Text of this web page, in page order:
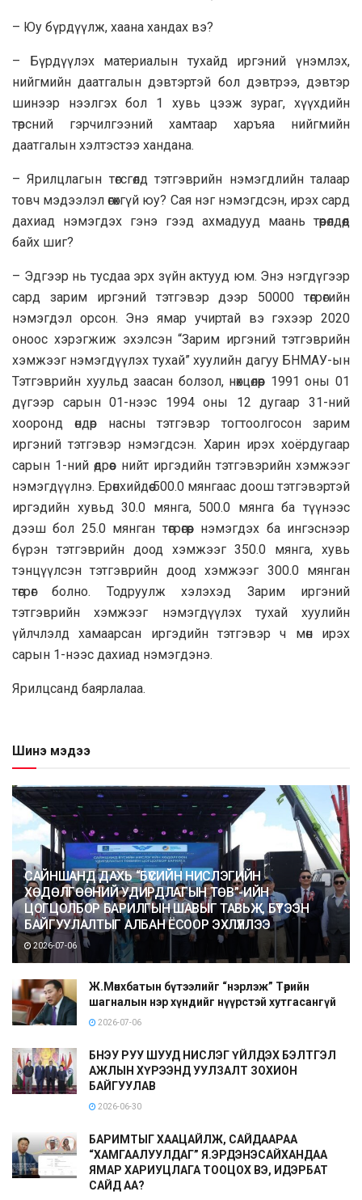
– Юу бүрдүүлж, хаана хандах вэ?
– Бүрдүүлэх материалын тухайд иргэний үнэмлэх,
нийгмийн даатгалын дэвтэртэй бол дэвтрээ, дэвтэр
шинээр нээлгэх бол 1 хувь цээж зураг, хүүхдийн
төрсний гэрчилгээний хамтаар харъяа нийгмийн
даатгалын хэлтэстээ хандана.
– Ярилцлагын төгсгөлд тэтгэврийн нэмэгдлийн талаар
товч мэдээлэл өгөхгүй юу? Сая нэг нэмэгдсэн, ирэх сард
дахиад нэмэгдэх гэнэ гээд ахмадууд маань төөрөлдөөд
байх шиг?
– Эдгээр нь тусдаа эрх зүйн актууд юм. Энэ нэгдүгээр
сард зарим иргэний тэтгэвэр дээр 50000 төгрөгийн
нэмэгдэл орсон. Энэ ямар учиртай вэ гэхээр 2020
оноос хэрэгжиж эхэлсэн “Зарим иргэний тэтгэврийн
хэмжээг нэмэгдүүлэх тухай” хуулийн дагуу БНМАУ-ын
Тэтгэврийн хуульд заасан болзол, нөхцөлөөр 1991 оны 01
дүгээр сарын 01-нээс 1994 оны 12 дугаар 31-ний
хооронд өндөр насны тэтгэвэр тогтоолгосон зарим
иргэний тэтгэвэр нэмэгдсэн. Харин ирэх хоёрдугаар
сарын 1-ний өдрөөс нийт иргэдийн тэтгэвэрийн хэмжээг
нэмэгдүүлнэ. Ерөнхийдөө 500.0 мянгаас доош тэтгэвэртэй
иргэдийн хувьд 30.0 мянга, 500.0 мянга ба түүнээс
дээш бол 25.0 мянган төгрөгөөр нэмэгдэх ба ингэснээр
бүрэн тэтгэврийн доод хэмжээг 350.0 мянга, хувь
тэнцүүлсэн тэтгэврийн доод хэмжээг 300.0 мянган
төгрөг болно. Тодруулж хэлэхэд Зарим иргэний
тэтгэврийн хэмжээг нэмэгдүүлэх тухай хуулийн
үйлчлэлд хамаарсан иргэдийн тэтгэвэр ч мөн ирэх
сарын 1-нээс дахиад нэмэгдэнэ.
Ярилцсанд баярлалаа.
Шинэ мэдээ
САЙНШАНД ДАХЬ “БҮСИЙН НИСЛЭГИЙН
ХӨДӨЛГӨӨНИЙ УДИРДЛАГЫН ТӨВ”-ИЙН
ЦОГЦОЛБОР БАРИЛГЫН ШАВЫГ ТАВЬЖ, БҮТЭЭН
БАЙГУУЛАЛТЫГ АЛБАН ЁСООР ЭХЛҮҮЛЛЭЭ
2026-07-06
Ж.Мөнхбатын бүтээлийг “нэрлэж” Төрийн
шагналын нэр хүндийг нүүрстэй хутгасангүй
2026-07-06
БНЭУ РУУ ШУУД НИСЛЭГ ҮЙЛДЭХ БЭЛТГЭЛ
АЖЛЫН ХҮРЭЭНД УУЛЗАЛТ ЗОХИОН
БАЙГУУЛАВ
2026-06-30
БАРИМТЫГ ХААЦАЙЛЖ, САЙДААРАА
“ХАМГААЛУУЛДАГ” Я.ЭРДЭНЭСАЙХАНДАА
ЯМАР ХАРИУЦЛАГА ТООЦОХ ВЭ, ИДЭРБАТ
САЙД АА?